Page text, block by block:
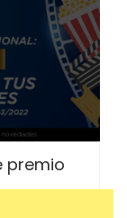
premio